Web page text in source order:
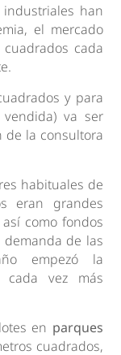
han
el mercado
cada
y para
va ser
de la consultora
habituales de
eran grandes
como fondos
demanda de las
empezó la
cada vez más
en parques
cuadrados,